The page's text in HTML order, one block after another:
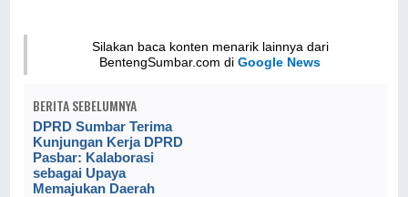
Silakan baca konten menarik lainnya dari
BentengSumbar.com diGoogle News
BERITA SEBELUMNYA
DPRD Sumbar Terima
Kunjungan Kerja DPRD
Pasbar: Kalaborasi
sebagai Upaya
Memajukan Daerah